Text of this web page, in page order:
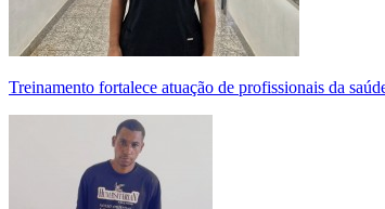
Treinamento fortalece atuação de profissionais da